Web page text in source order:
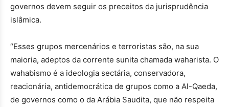
governos devem seguir os preceitos da jurisprudência
islâmica.
“Esses grupos mercenários e terroristas são, na sua
maioria, adeptos da corrente sunita chamada waharista. O
wahabismo é a ideologia sectária, conservadora,
reacionária, antidemocrática de grupos como a Al-Qaeda,
de governos como o da Arábia Saudita, que não respeita